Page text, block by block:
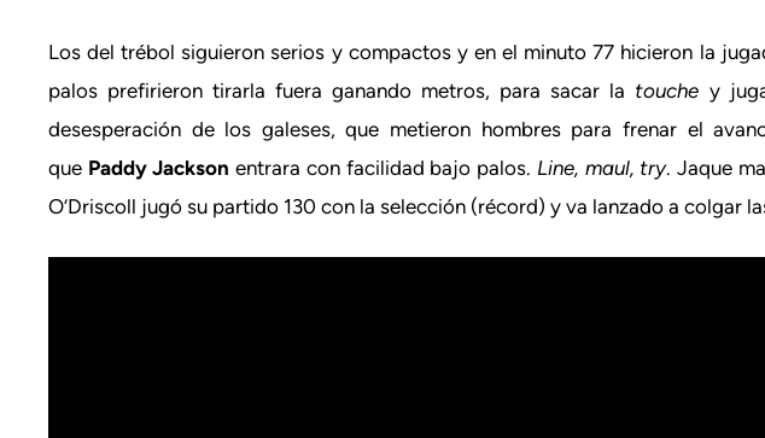
Los del trébol siguieron serios y compactos y en el minuto 77 hicieron la
palos prefirieron tirarla fuera ganando metros, para sacar la touche y
desesperación de los galeses, que metieron hombres para frenar el
que Paddy Jackson entrara con facilidad bajo palos. Line, maul, try. Jaque
O’Driscoll jugó su partido 130 con la selección (récord) y va lanzado a colgar